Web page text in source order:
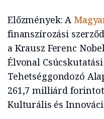
Előzmények: A
finanszírozási
a Krausz Ferenc
Élvonal Csúcskutatási
Tehetséggondozó
261,7 milliárd forintot
Kulturális és